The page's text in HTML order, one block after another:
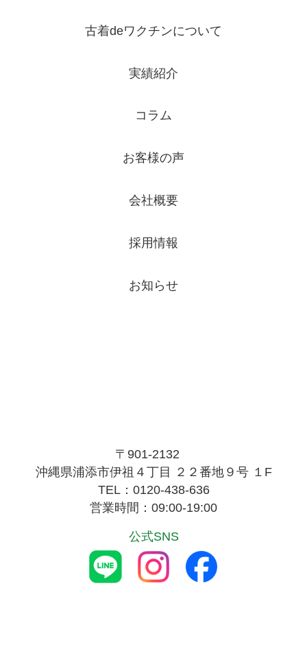
古着deワクチンについて
実績紹介
コラム
お客様の声
会社概要
採用情報
お知らせ
〒901-2132
沖縄県浦添市伊祖４丁目 ２２番地９号 １F
TEL：0120-438-636
営業時間：09:00-19:00
公式SNS